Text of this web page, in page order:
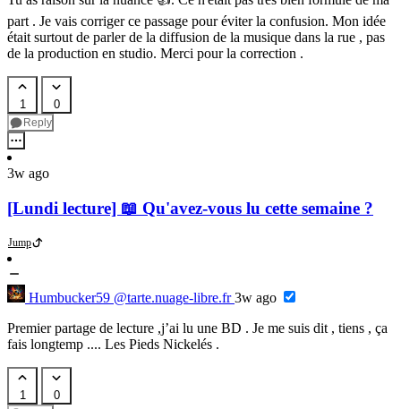
part . Je vais corriger ce passage pour éviter la confusion. Mon idée
était surtout de parler de la diffusion de la musique dans la rue , pas
de la production en studio. Merci pour la correction .
1 0
Reply
3w ago
[Lundi lecture] 📖 Qu'avez-vous lu cette semaine ?
Jump
Humbucker59 @tarte.nuage-libre.fr 3w ago
Premier partage de lecture ,j’ai lu une BD . Je me suis dit , tiens , ça
fais longtemp .... Les Pieds Nickelés .
1 0